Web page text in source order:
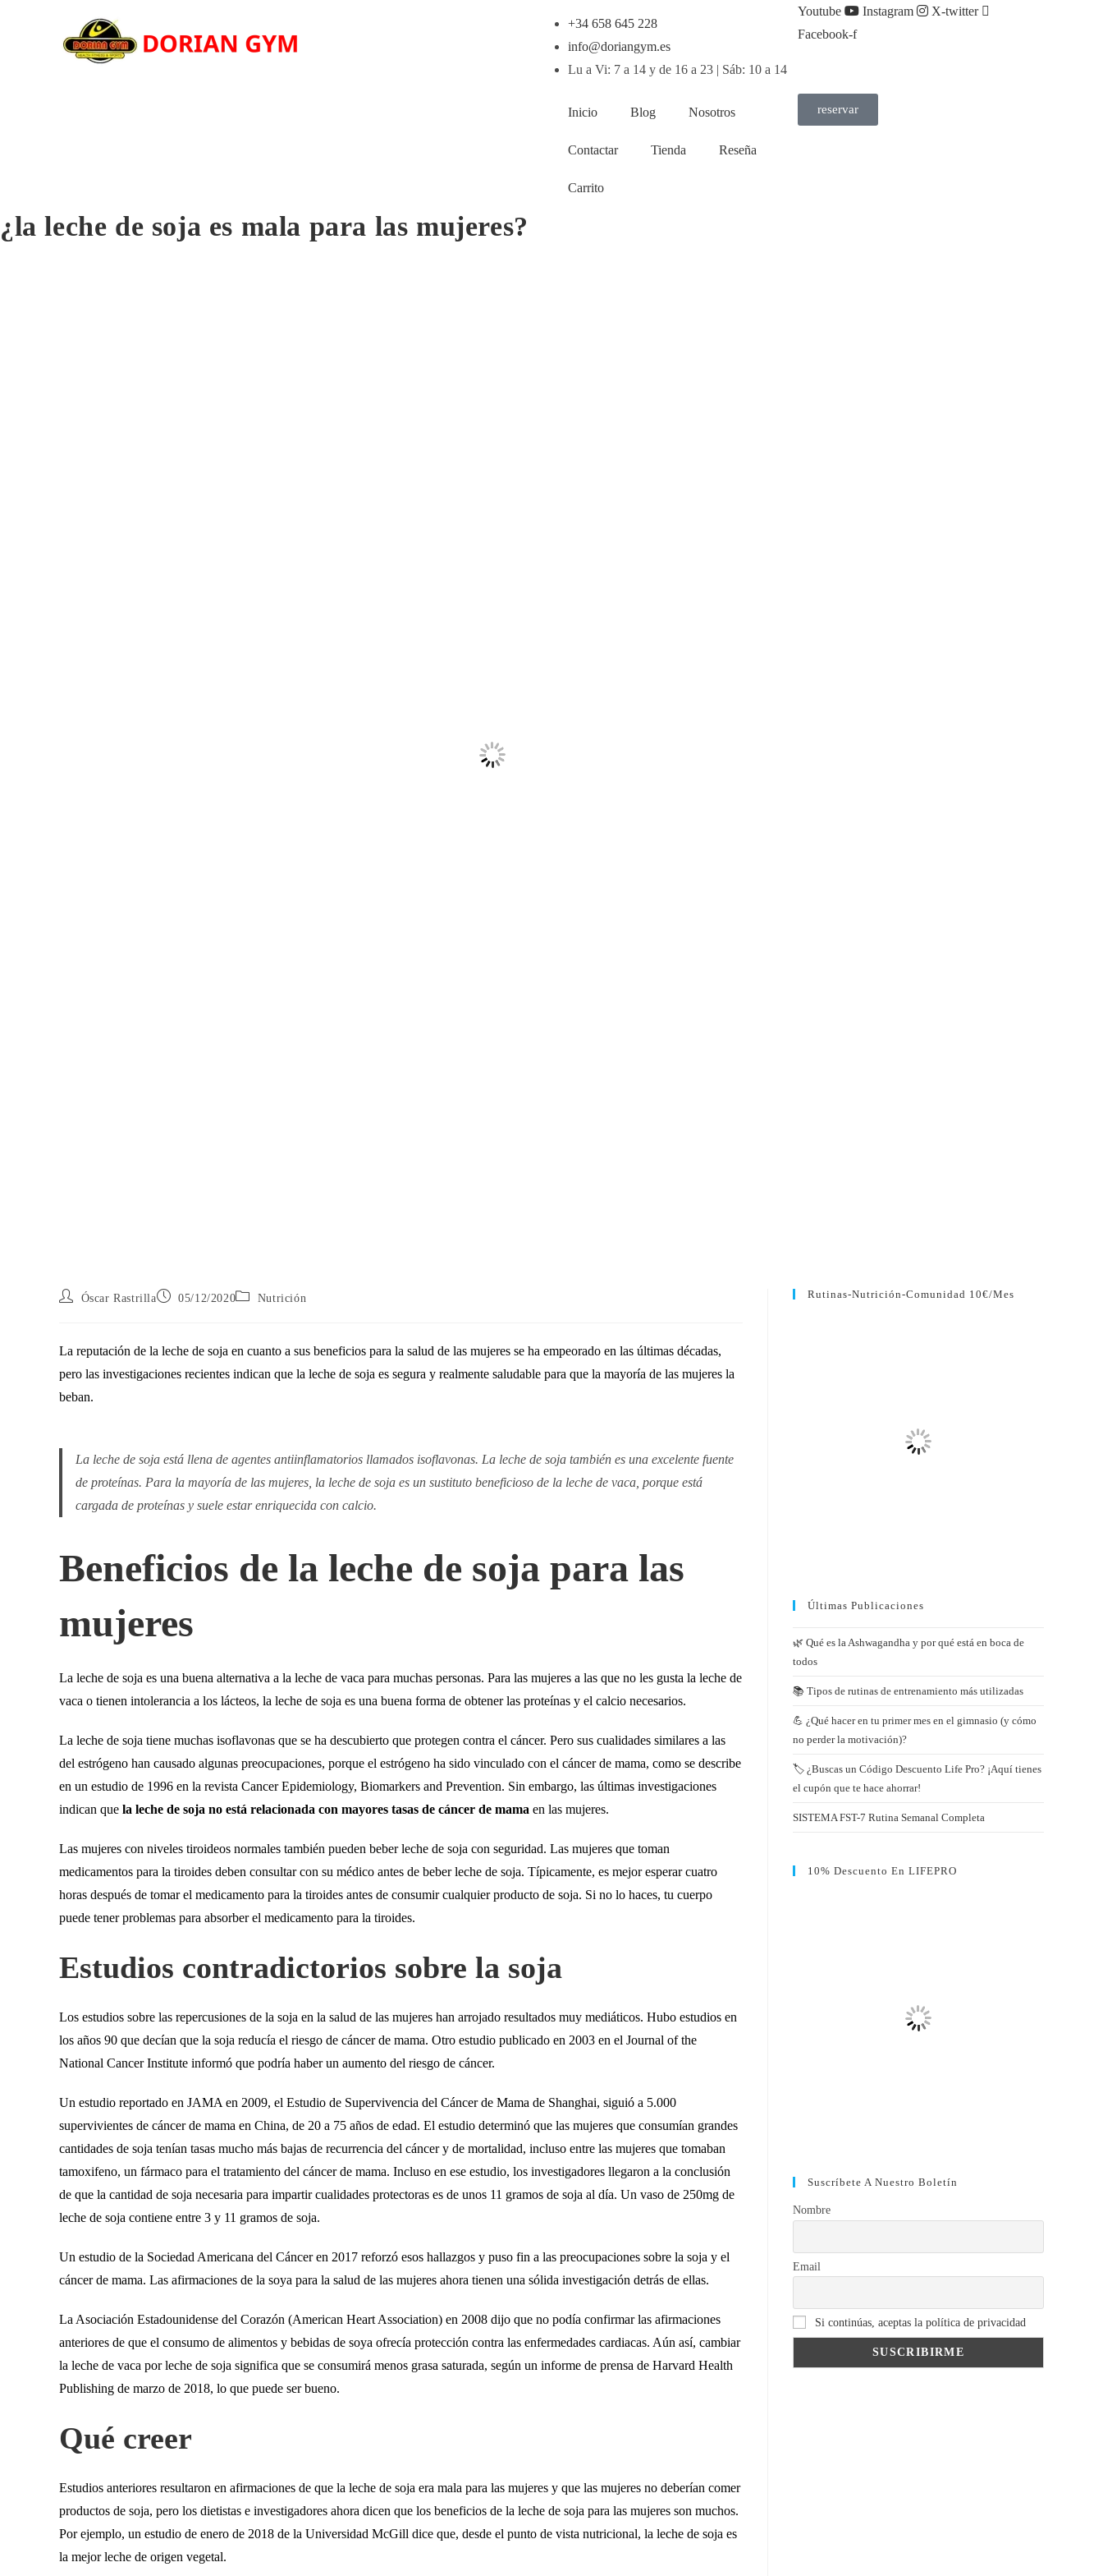
+34 658 645 228
info@doriangym.es
Lu a Vi: 7 a 14 y de 16 a 23 | Sáb: 10 a 14
Youtube Instagram
X-twitter
Facebook-f
Inicio Blog Nosotros
Contactar Tienda Reseña
Carrito
reservar
¿la leche de soja es mala para las mujeres?
Óscar Rastrilla 05/12/2020 Nutrición
La reputación de la leche de soja en cuanto a sus beneficios para la salud de las mujeres se ha empeorado en las últimas décadas,
pero las investigaciones recientes indican que la leche de soja es segura y realmente saludable para que la mayoría de las mujeres la
beban.
La leche de soja está llena de agentes antiinflamatorios llamados isoflavonas. La leche de soja también es una excelente fuente
de proteínas. Para la mayoría de las mujeres, la leche de soja es un sustituto beneficioso de la leche de vaca, porque está
cargada de proteínas y suele estar enriquecida con calcio.
Beneficios de la leche de soja para las
mujeres
La leche de soja es una buena alternativa a la leche de vaca para muchas personas. Para las mujeres a las que no les gusta la leche de
vaca o tienen intolerancia a los lácteos, la leche de soja es una buena forma de obtener las proteínas y el calcio necesarios.
La leche de soja tiene muchas isoflavonas que se ha descubierto que protegen contra el cáncer. Pero sus cualidades similares a las
del estrógeno han causado algunas preocupaciones, porque el estrógeno ha sido vinculado con el cáncer de mama, como se describe
en un estudio de 1996 en la revista Cancer Epidemiology, Biomarkers and Prevention. Sin embargo, las últimas investigaciones
indican que la leche de soja no está relacionada con mayores tasas de cáncer de mama en las mujeres.
Las mujeres con niveles tiroideos normales también pueden beber leche de soja con seguridad. Las mujeres que toman
medicamentos para la tiroides deben consultar con su médico antes de beber leche de soja. Típicamente, es mejor esperar cuatro
horas después de tomar el medicamento para la tiroides antes de consumir cualquier producto de soja. Si no lo haces, tu cuerpo
puede tener problemas para absorber el medicamento para la tiroides.
Estudios contradictorios sobre la soja
Los estudios sobre las repercusiones de la soja en la salud de las mujeres han arrojado resultados muy mediáticos. Hubo estudios en
los años 90 que decían que la soja reducía el riesgo de cáncer de mama. Otro estudio publicado en 2003 en el Journal of the
National Cancer Institute informó que podría haber un aumento del riesgo de cáncer.
Un estudio reportado en JAMA en 2009, el Estudio de Supervivencia del Cáncer de Mama de Shanghai, siguió a 5.000
supervivientes de cáncer de mama en China, de 20 a 75 años de edad. El estudio determinó que las mujeres que consumían grandes
cantidades de soja tenían tasas mucho más bajas de recurrencia del cáncer y de mortalidad, incluso entre las mujeres que tomaban
tamoxifeno, un fármaco para el tratamiento del cáncer de mama. Incluso en ese estudio, los investigadores llegaron a la conclusión
de que la cantidad de soja necesaria para impartir cualidades protectoras es de unos 11 gramos de soja al día. Un vaso de 250mg de
leche de soja contiene entre 3 y 11 gramos de soja.
Un estudio de la Sociedad Americana del Cáncer en 2017 reforzó esos hallazgos y puso fin a las preocupaciones sobre la soja y el
cáncer de mama. Las afirmaciones de la soya para la salud de las mujeres ahora tienen una sólida investigación detrás de ellas.
La Asociación Estadounidense del Corazón (American Heart Association) en 2008 dijo que no podía confirmar las afirmaciones
anteriores de que el consumo de alimentos y bebidas de soya ofrecía protección contra las enfermedades cardiacas. Aún así, cambiar
la leche de vaca por leche de soja significa que se consumirá menos grasa saturada, según un informe de prensa de Harvard Health
Publishing de marzo de 2018, lo que puede ser bueno.
Qué creer
Estudios anteriores resultaron en afirmaciones de que la leche de soja era mala para las mujeres y que las mujeres no deberían comer
productos de soja, pero los dietistas e investigadores ahora dicen que los beneficios de la leche de soja para las mujeres son muchos.
Por ejemplo, un estudio de enero de 2018 de la Universidad McGill dice que, desde el punto de vista nutricional, la leche de soja es
la mejor leche de origen vegetal.
Rutinas-Nutrición-Comunidad 10€/mes
Últimas Publicaciones
🌿 Qué es la Ashwagandha y por qué está en boca de
todos
📚 Tipos de rutinas de entrenamiento más utilizadas
💪 ¿Qué hacer en tu primer mes en el gimnasio (y cómo
no perder la motivación)?
🏷️ ¿Buscas un Código Descuento Life Pro? ¡Aquí tienes
el cupón que te hace ahorrar!
SISTEMA FST-7 Rutina Semanal Completa
10% Descuento En LIFEPRO
Suscríbete A Nuestro Boletín
Nombre
Email
Si continúas, aceptas la política de privacidad